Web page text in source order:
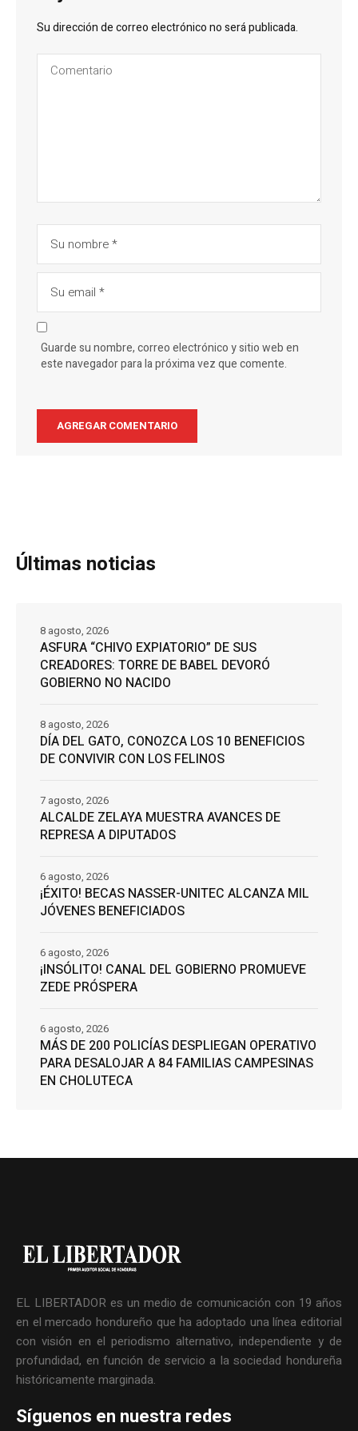
Su dirección de correo electrónico no será publicada.
Guarde su nombre, correo electrónico y sitio web en
este navegador para la próxima vez que comente.
Últimas noticias
ASFURA “CHIVO EXPIATORIO” DE SUS
CREADORES: TORRE DE BABEL DEVORÓ
GOBIERNO NO NACIDO
8 agosto, 2026
DÍA DEL GATO, CONOZCA LOS 10 BENEFICIOS
DE CONVIVIR CON LOS FELINOS
8 agosto, 2026
ALCALDE ZELAYA MUESTRA AVANCES DE
REPRESA A DIPUTADOS
7 agosto, 2026
¡ÉXITO! BECAS NASSER-UNITEC ALCANZA MIL
JÓVENES BENEFICIADOS
6 agosto, 2026
¡INSÓLITO! CANAL DEL GOBIERNO PROMUEVE
ZEDE PRÓSPERA
6 agosto, 2026
MÁS DE 200 POLICÍAS DESPLIEGAN OPERATIVO
PARA DESALOJAR A 84 FAMILIAS CAMPESINAS
EN CHOLUTECA
6 agosto, 2026
EL LIBERTADOR es un medio de comunicación con 19 años
en el mercado hondureño que ha adoptado una línea editorial
con visión en el periodismo alternativo, independiente y de
profundidad, en función de servicio a la sociedad hondureña
históricamente marginada.
Síguenos en nuestra redes